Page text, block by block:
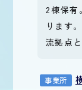
2棟保有
ります
流拠点
事業所